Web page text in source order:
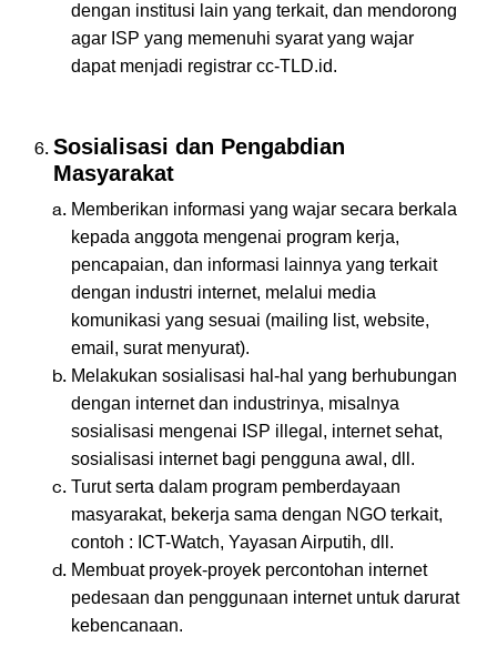
dengan institusi lain yang terkait, dan mendorong
agar ISP yang memenuhi syarat yang wajar
dapat menjadi registrar cc-TLD.id.
Sosialisasi dan Pengabdian
Masyarakat
Memberikan informasi yang wajar secara berkala
kepada anggota mengenai program kerja,
pencapaian, dan informasi lainnya yang terkait
dengan industri internet, melalui media
komunikasi yang sesuai (mailing list, website,
email, surat menyurat).
Melakukan sosialisasi hal-hal yang berhubungan
dengan internet dan industrinya, misalnya
sosialisasi mengenai ISP illegal, internet sehat,
sosialisasi internet bagi pengguna awal, dll.
Turut serta dalam program pemberdayaan
masyarakat, bekerja sama dengan NGO terkait,
contoh : ICT-Watch, Yayasan Airputih, dll.
Membuat proyek-proyek percontohan internet
pedesaan dan penggunaan internet untuk darurat
kebencanaan.